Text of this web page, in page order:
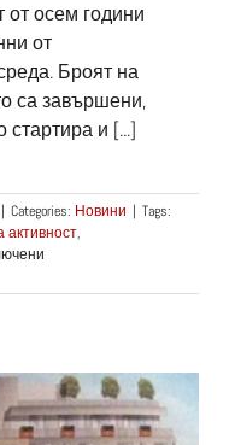
от осем години
от
Броят на
са завършени,
стартира и [...]
| Categories: Новини | Tags:
активност,
броя
в
Дъблин